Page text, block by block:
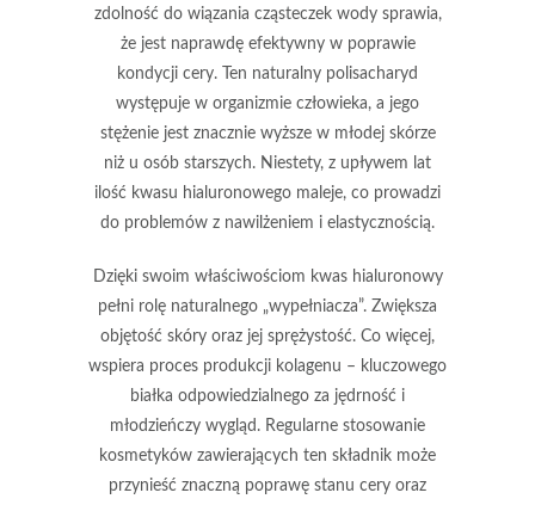
zdolność do wiązania cząsteczek wody sprawia,
że jest naprawdę efektywny w poprawie
kondycji cery. Ten naturalny polisacharyd
występuje w organizmie człowieka, a jego
stężenie jest znacznie wyższe w młodej skórze
niż u osób starszych. Niestety, z upływem lat
ilość kwasu hialuronowego maleje, co prowadzi
do problemów z nawilżeniem i elastycznością.
Dzięki swoim właściwościom kwas hialuronowy
pełni rolę naturalnego „wypełniacza”. Zwiększa
objętość skóry oraz jej sprężystość. Co więcej,
wspiera proces produkcji kolagenu – kluczowego
białka odpowiedzialnego za jędrność i
młodzieńczy wygląd. Regularne stosowanie
kosmetyków zawierających ten składnik może
przynieść znaczną poprawę stanu cery oraz